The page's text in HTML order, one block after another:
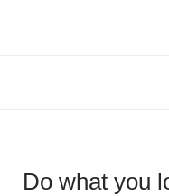
Do what you